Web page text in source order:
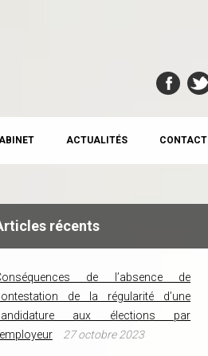
ACTUALITÉS CONTACT
récents
de l’absence de
de la régularité d’une
aux élections par
27 octobre 2023